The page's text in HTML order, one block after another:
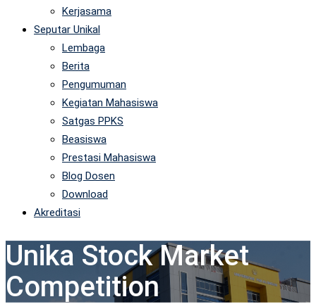
Kerjasama
Seputar Unikal
Lembaga
Berita
Pengumuman
Kegiatan Mahasiswa
Satgas PPKS
Beasiswa
Prestasi Mahasiswa
Blog Dosen
Download
Akreditasi
Unika Stock Market
Competition